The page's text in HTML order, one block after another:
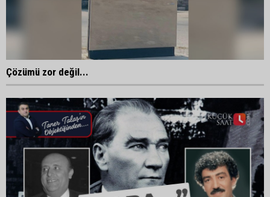
Çözümü zor değil...